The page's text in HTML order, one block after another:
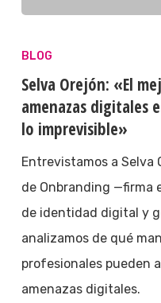
BLOG
Selva Orejón: «El
amenazas digitales
lo imprevisible»
Entrevistamos a
de Onbranding —firma
de identidad digital y
analizamos de qué
profesionales pueden
amenazas digitales.